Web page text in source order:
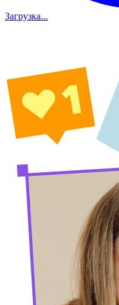
Загрузка...